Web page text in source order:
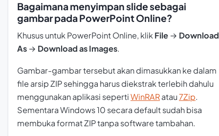
Bagaimana menyimpan slide sebagai
gambar pada PowerPoint Online?
Khusus untuk PowerPoint Online, klik File → Download
As → Download as Images.
Gambar-gambar tersebut akan dimasukkan ke dalam
file arsip ZIP sehingga harus diekstrak terlebih dahulu
menggunakan aplikasi sepertiWinRARatau7Zip.
Sementara Windows 10 secara default sudah bisa
membuka format ZIP tanpa software tambahan.